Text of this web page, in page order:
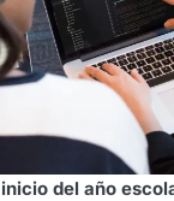
del año